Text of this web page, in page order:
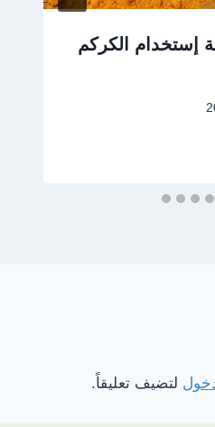
الكركم
لتضيف تعليقاً.